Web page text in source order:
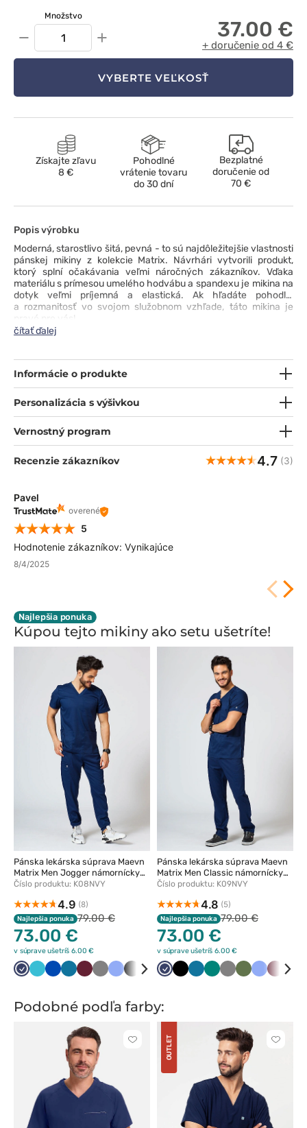
Množstvo
− + 37.00 €
+ doručenie od 4 €
VYBERTE VEĽKOSŤ
Získajte zľavu
8 €
Pohodlné
vrátenie tovaru
do 30 dní
Bezplatné
doručenie od
70 €
Popis výrobku
Moderná, starostlivo šitá, pevná - to sú najdôležitejšie vlastnosti
pánskej mikiny z kolekcie Matrix. Návrhári vytvorili produkt,
ktorý splní očakávania veľmi náročných zákazníkov. Vďaka
materiálu s prímesou umelého hodvábu a spandexu je mikina na
dotyk veľmi príjemná a elastická. Ak hľadáte pohodlie
a rozmanitosť vo svojom služobnom vzhľade, táto mikina je
pravé pre vás!
čítať ďalej
Informácie o produkte
Personalizácia s výšivkou
Vernostný program
Recenzie zákazníkov 4.7 (3)
Pavel
overené
5
Hodnotenie zákazníkov: Vynikajúce
8/4/2025
Najlepšia ponuka
Kúpou tejto mikiny ako setu ušetríte!
Pánska lekárska súprava Maevn
Matrix Men Jogger námornícky
modrá
Číslo produktu: K08NVY
4.9 (8)
Najlepšia ponuka 79.00 €
73.00 €
v súprave ušetríš 6.00 €
CiemnyMorskiKrólewski
KaraibskiWiśniowy
SzaryKlasyczny
Czarny
Oliwkowy
Zielony
Pánska lekárska súprava Maevn
Matrix Men Classic námornícky
modrá
Číslo produktu: K09NVY
4.8 (5)
Najlepšia ponuka 79.00 €
73.00 €
v súprave ušetríš 6.00 €
CiemnyCzarnyKaraibski
ZielonySzaryOliwkowyKlasyczny
Podobné podľa farby:
Kliknite
OUTLET
Kliknite